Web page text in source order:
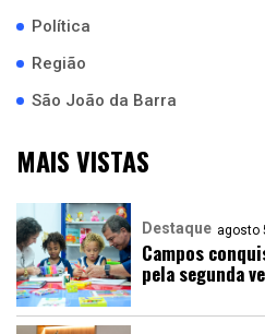
Política
Região
São João da Barra
MAIS VISTAS
Destaque agosto
Campos
pela segunda